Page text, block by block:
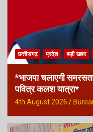
छत्तीसगढ़ प्रदेश बड़ी खबर
*भाजपा चलाएगी
पवित्र कलश यात्रा*
4th August 2026